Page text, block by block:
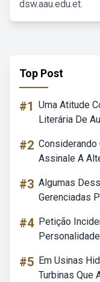
dsw.aau.edu.et.
Top Post
#1 Uma Atitude
Literária De
#2
Assinale A
#3 Algumas
Gerenciadas
#4 Petição
#5 Em Usinas
Turbinas Que